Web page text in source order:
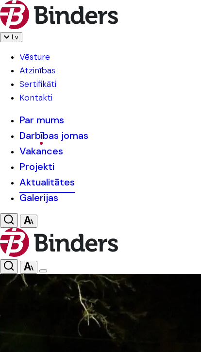
Lv
Vēsture
Atzinības
Sertifikāti
Kontakti
Par mums
Darbības jomas
Vakances
Projekti
Aktualitātes
Galerijas